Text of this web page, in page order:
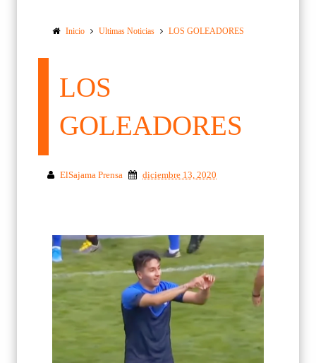
Inicio Ultimas Noticias LOS GOLEADORES
LOS
GOLEADORES
ElSajama Prensa diciembre 13, 2020